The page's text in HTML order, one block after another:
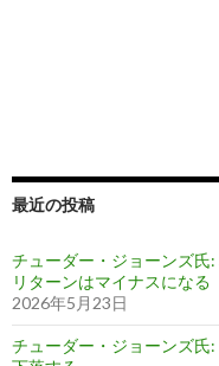
最近の投稿
チューダー・ジョーンズ氏
リターンはマイナスになる
2026年5月23日
チューダー・ジョーンズ氏